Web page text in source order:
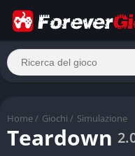
Home / Giochi / Simulazione
Teardown